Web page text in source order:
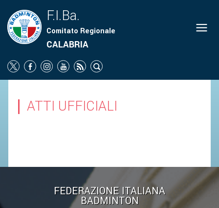
F.I.Ba.
Comitato Regionale
CALABRIA
ATTI UFFICIALI
FEDERAZIONE ITALIANA
BADMINTON
ORGANIGRAMMA
SOCIETÀ
SCUOLA
COMUNICATI
ATTI UFFICIALI
SOCIETÀ